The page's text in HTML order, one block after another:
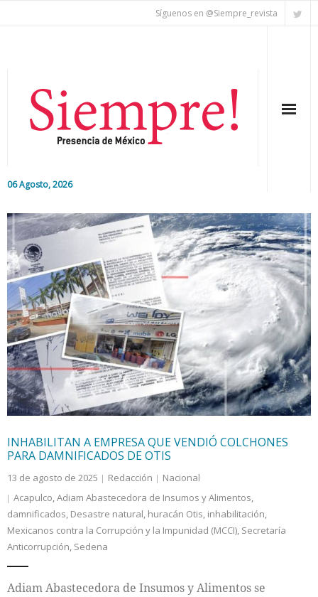
Síguenos en @Siempre_revista
06 Agosto, 2026
Editorial
Nacional
Colaboradores
Internacional
Cultura
INHABILITAN A EMPRESA QUE VENDIÓ COLCHONES
PARA DAMNIFICADOS DE OTIS
13 de agosto de 2025 Redacción
Nacional
Acapulco,Adiam Abastecedora de Insumos y Alimentos,
damnificados, Desastre natural, huracán Otis, inhabilitación,
Mexicanos contra la Corrupción y la Impunidad (MCCI), Secretaría
Anticorrupción, Sedena
Adiam Abastecedora de Insumos y Alimentos se